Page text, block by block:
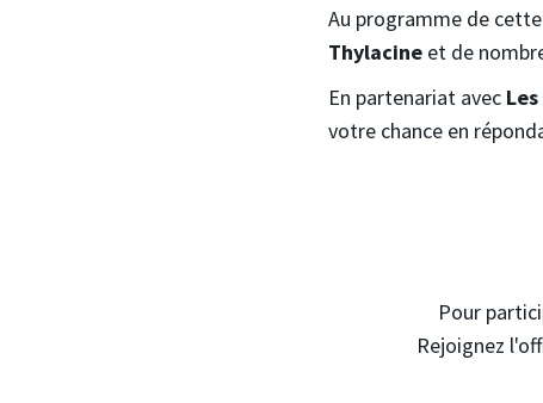
Au programme de
Thylacine et de
En partenariat avec
votre chance en
Pour
Rejoignez